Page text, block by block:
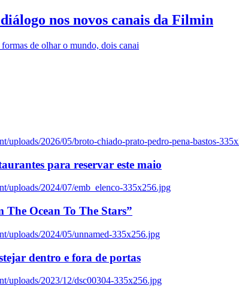
nos novos canais da Filmin
de olhar o mundo, dois canai
uploads/2026/05/broto-chiado-prato-pedro-pena-bastos-
para reservar este maio
uploads/2024/07/emb_elenco-335x256.jpg
Ocean To The Stars”
uploads/2024/05/unnamed-335x256.jpg
dentro e fora de portas
uploads/2023/12/dsc00304-335x256.jpg